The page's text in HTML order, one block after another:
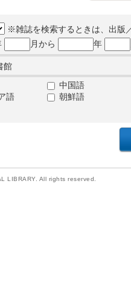
※雑誌を検索するときは、出版
月から 年
館
中国語
語
朝鮮語
LIBRARY. All rights reserved.